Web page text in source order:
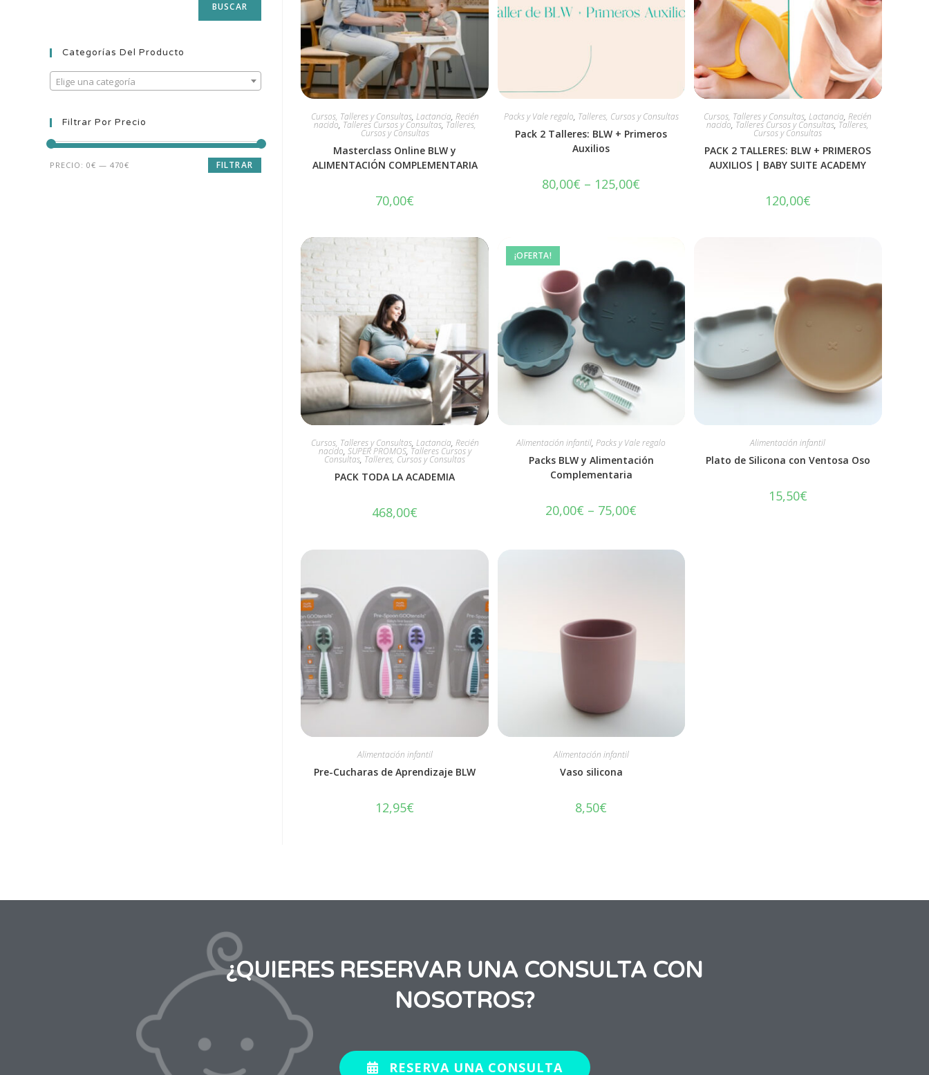
Cursos, Talleres y Consultas, Lactancia, Recién
nacido, Talleres Cursos y Consultas, Talleres,
Cursos y Consultas
Masterclass Online BLW y
ALIMENTACIÓN COMPLEMENTARIA
70,00€
Packs y Vale regalo, Talleres, Cursos y Consultas
Pack 2 Talleres: BLW + Primeros
Auxilios
80,00€ – 125,00€
Cursos, Talleres y Consultas,Lactancia,Recién
nacido, Talleres Cursos y Consultas, Talleres,
Cursos y Consultas
PACK 2 TALLERES: BLW + PRIMEROS
AUXILIOS | BABY SUITE ACADEMY
120,00€
Cursos, Talleres y Consultas, Lactancia, Recién
nacido, SUPER PROMOS, Talleres Cursos y
Consultas, Talleres, Cursos y Consultas
PACK TODA LA ACADEMIA
468,00€
¡OFERTA!
Alimentación infantil,Packs y Vale regalo
Packs BLW y Alimentación
Complementaria
20,00€ – 75,00€
Alimentación infantil
Plato de Silicona con Ventosa Oso
15,50€
Alimentación infantil
Pre-Cucharas de Aprendizaje BLW
12,95€
Alimentación infantil
Vaso silicona
8,50€
BUSCAR
Categorías Del Producto
Elige una categoría
Filtrar Por Precio
FILTRAR
PRECIO: 0€ — 470€
¿QUIERES RESERVAR UNA CONSULTA CON
NOSOTROS?
RESERVA UNA CONSULTA